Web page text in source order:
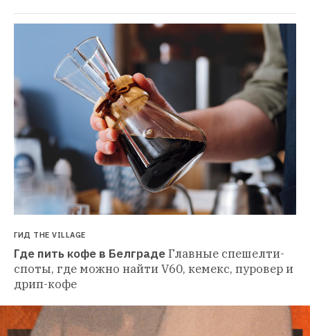
ГИД THE VILLAGE
Где пить кофе в БелградеГлавные спешелти-
споты, где можно найти V60, кемекс, пуровер и
дрип-кофе